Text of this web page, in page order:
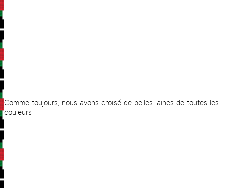
Comme toujours, nous avons croisé de belles laines de toutes les
couleurs